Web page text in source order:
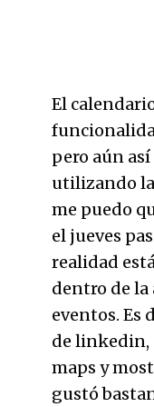
El
pero aún
utilizando la
me puedo
el jueves
realidad
dentro de
eventos. Es
de linkedin,
maps y
gustó